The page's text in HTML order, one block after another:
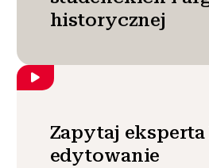
historycznej
Zapytaj eksperta
edytowanie